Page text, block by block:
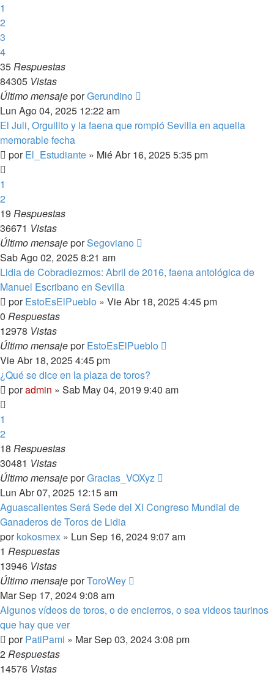
1
2
3
4
35Respuestas
84305 Vistas
Último mensajeporGerundino
Lun Ago 04, 2025 12:22 am
El Juli, Orgullito y la faena que rompió Sevilla en aquella
memorable fecha
porEl_Estudiante » Mié Abr 16, 2025 5:35 pm
1
2
19 Respuestas
36671 Vistas
Último mensajeporSegoviano
Sab Ago 02, 2025 8:21 am
Lidia de Cobradiezmos: Abril de 2016, faena antológica de
Manuel Escribano en Sevilla
porEstoEsElPueblo » Vie Abr 18, 2025 4:45 pm
0 Respuestas
12978 Vistas
Último mensajeporEstoEsElPueblo
Vie Abr 18, 2025 4:45 pm
¿Qué se dice en la plaza de toros?
poradmin » Sab May 04, 2019 9:40 am
1
2
18 Respuestas
30481 Vistas
Último mensajeporGracias_VOXyz
Lun Abr 07, 2025 12:15 am
Aguascalientes Será Sede del XI Congreso Mundial de
Ganaderos de Toros de Lidia
porkokosmex » Lun Sep 16, 2024 9:07 am
1 Respuestas
13946 Vistas
Último mensajeporToroWey
Mar Sep 17, 2024 9:08 am
Algunos vídeos de toros, o de encierros, o sea videos taurinos
que hay que ver
porPatiPami » Mar Sep 03, 2024 3:08 pm
2Respuestas
14576 Vistas